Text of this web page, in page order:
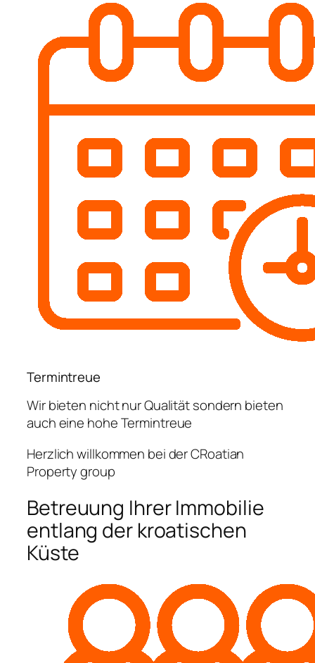
Termintreue
Wir bieten nicht nur Qualität sondern bieten
auch eine hohe Termintreue
Herzlich willkommen bei der CRoatian
Property group
Betreuung Ihrer Immobilie
entlang der kroatischen
Küste